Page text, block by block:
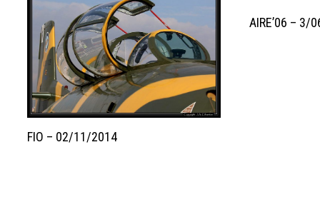
FIO – 02/11/2014
AIRE’06 – 3/